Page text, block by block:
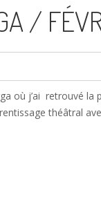
/
où j’ai retrouvé la
théâtral